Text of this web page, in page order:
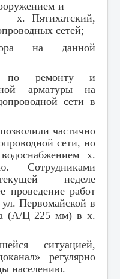
сооружением и
сетей;
на данной
по ремонту и
арматуры на
сети в
частично
сети, но
х.
Сотрудниками
неделе
проведение работ
Первомайской в
(А/Ц 225 мм) в х.
ситуацией,
регулярно
населению.